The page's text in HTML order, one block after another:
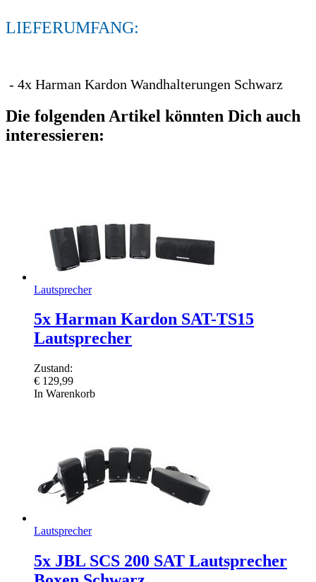
LIEFERUMFANG:
- 4x Harman Kardon Wandhalterungen Schwarz
Die folgenden Artikel könnten Dich auch
interessieren:
Lautsprecher
5x Harman Kardon SAT-TS15
Lautsprecher
Zustand:
€ 129,99
In Warenkorb
Lautsprecher
5x JBL SCS 200 SAT Lautsprecher